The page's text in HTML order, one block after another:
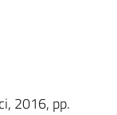
2016, pp.